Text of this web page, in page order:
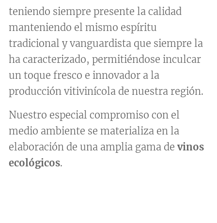
teniendo siempre presente la calidad
manteniendo el mismo espíritu
tradicional y vanguardista que siempre la
ha caracterizado, permitiéndose inculcar
un toque fresco e innovador a la
producción vitivinícola de nuestra región.
Nuestro especial compromiso con el
medio ambiente se materializa en la
elaboración de una amplia gama de vinos
ecológicos.